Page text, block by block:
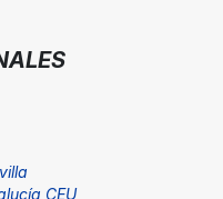
CEU